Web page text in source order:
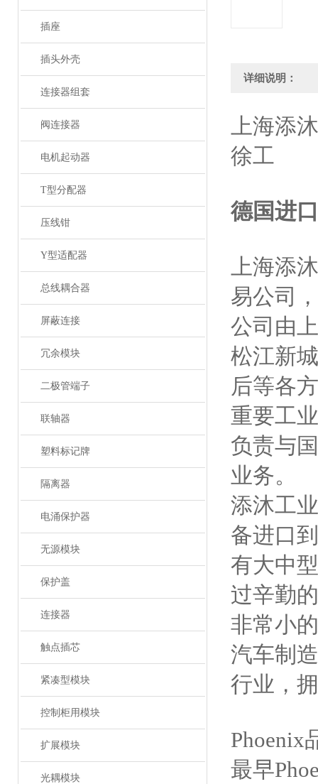
插座
插头外壳
连接器组套
阀连接器
电机起动器
T型分配器
压线钳
Y型适配器
总线耦合器
屏蔽连接
冗余模块
二极管端子
联轴器
塑料标记牌
隔离器
电涌保护器
无源模块
保护盖
连接器
触点插芯
紧凑型模块
控制柜用模块
扩展模块
光耦模块
详细说明：
上海添
徐工
德国进
上海添
易公司
公司由
松江新
后等各
重要工
负责与
业务。
添沐工
备进口
有大中
过辛勤
非常小
汽车制
行业，
Phoenix
最早